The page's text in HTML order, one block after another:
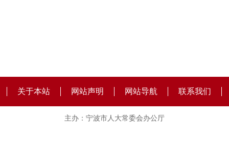
关于本站 网站声明 网站导航 联系我们
主办：宁波市人大常委会办公厅